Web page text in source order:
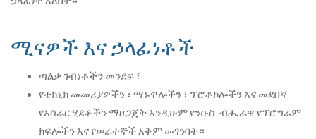
ሚናዎች እና ኃላፊነቶች
ጣልቃ ገብነቶችን መንደፍ ፣
የቴክኒክ መመሪያዎችን ፣ ማኑዋሎችን ፣ ፕሮቶኮሎችን እና መደበኛ
የአሰራር ሂደቶችን ማዘጋጀት እንዲሁም የንዑስ-ብሔራዊ የፕሮግራም
ክፍሎችን እና የሠራተኞች አቅም መገንባት።